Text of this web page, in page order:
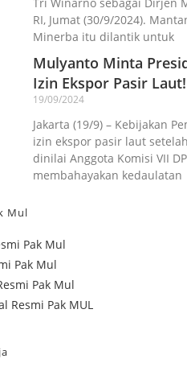
RI, Jumat (30/9/2024).
Minerba itu dilantik untuk
Mulyanto Minta
Izin Ekspor Pasir Laut!
19/09/2024
Jakarta (19/9) – Kebijakan
izin ekspor pasir laut
dinilai Anggota Komisi VII
membahayakan kedaulatan
Mul
Pak Mul
Pak Mul
Pak Mul
Resmi Pak MUL